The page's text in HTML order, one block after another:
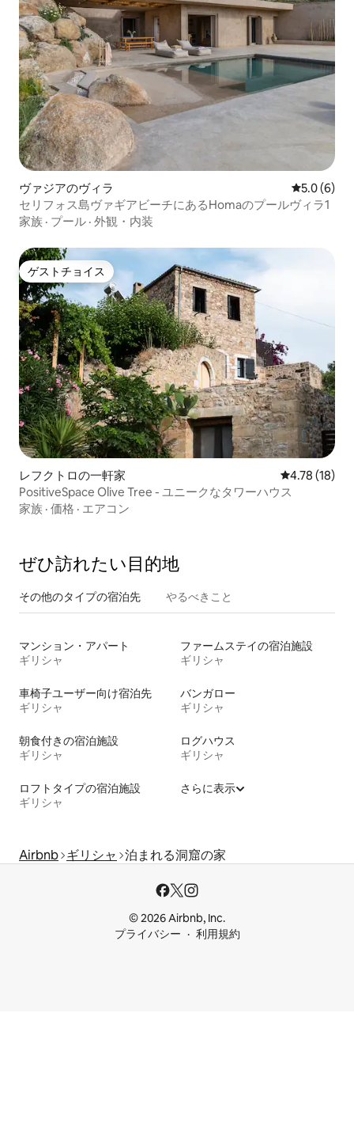
ヴァジアのヴィラ レビュー6
5.0 (6)
セリフォス島ヴァギアビーチにあるHomaのプールヴィラ1
家族 · プール · 外観・内装
ゲストチョイス
ゲストチョイス
レフクトロの一軒家 レビュー18
4.78 (18)
PositiveSpace Olive Tree - ユニークなタワーハウス
家族 · 価格 · エアコン
ぜひ訪⁠れ⁠た⁠い目⁠的⁠地
その他のタ⁠イ⁠プ⁠の宿⁠泊⁠先 やるべきこと
マンション・アパート
ギリシャ
ファームステイの宿泊施設
ギリシャ
車椅子ユーザー向け宿泊先
ギリシャ
バンガロー
ギリシャ
朝食付きの宿泊施設
ギリシャ
ログハウス
ギリシャ
ロフトタイプの宿泊施設
ギリシャ
さらに表示
Airbnb ギリシャ 泊まれる洞窟の家
© 2026 Airbnb, Inc.
プライバシー
利用規約